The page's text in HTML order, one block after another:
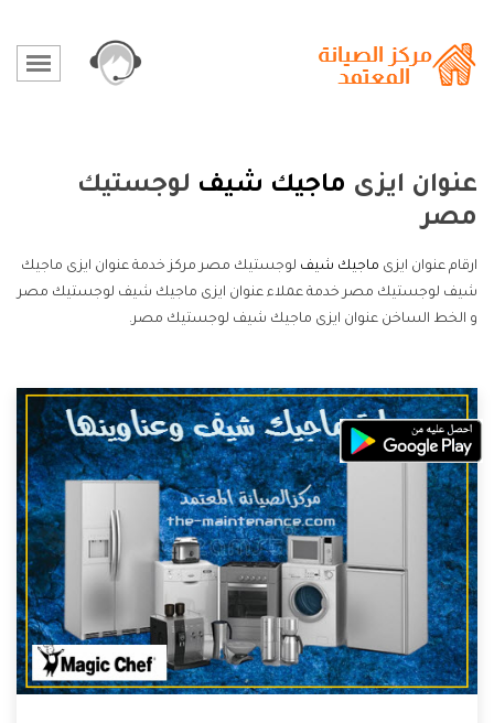
عنوان ايزى ماجيك شيف لوجستيك
مصر
ارقام عنوان ايزى ماجيك شيف لوجستيك مصر مركز خدمة عنوان ايزى ماجيك
شيف لوجستيك مصر خدمة عملاء عنوان ايزى ماجيك شيف لوجستيك مصر
و الخط الساخن عنوان ايزى ماجيك شيف لوجستيك مصر.